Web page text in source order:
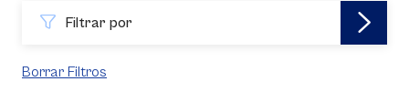
Filtrar por
Borrar Filtros